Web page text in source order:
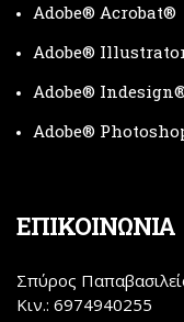
Adobe® Acrobat®
Adobe®
Adobe®
Adobe®
ΕΠΙΚΟΙΝΩΝΙΑ
Σπύρος
Κιν.: 6974940255